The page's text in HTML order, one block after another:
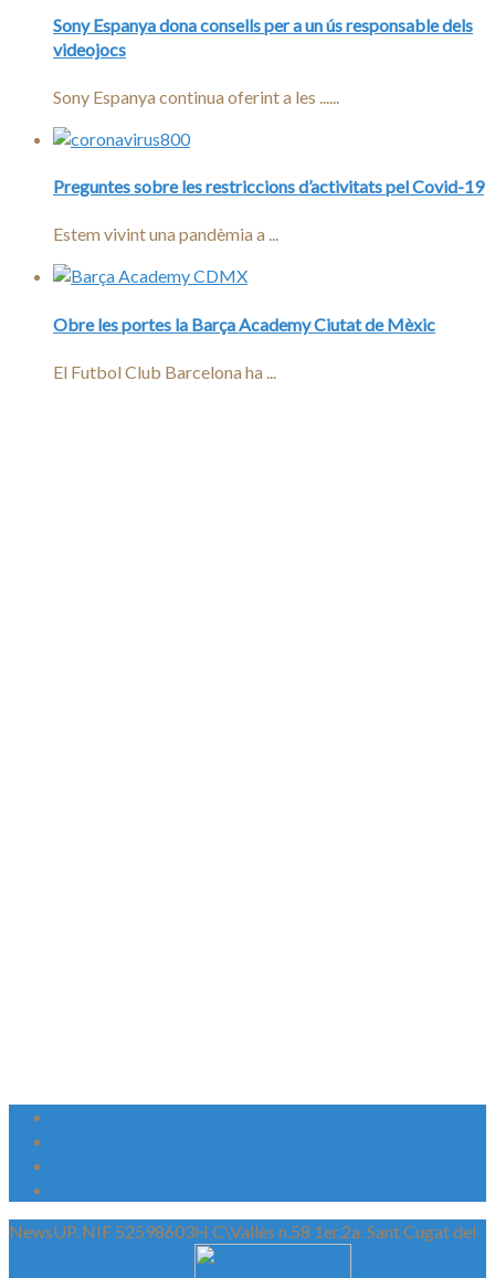
Sony Espanya dona consells per a un ús responsable dels
videojocs
Sony Espanya continua oferint a les ......
Preguntes sobre les restriccions d’activitats pel Covid-19
Estem vivint una pandèmia a ...
Obre les portes la Barça Academy Ciutat de Mèxic
El Futbol Club Barcelona ha ...
NewsUP. NIF 52598603H C\Vallès n.58 1er.2a. Sant Cugat del